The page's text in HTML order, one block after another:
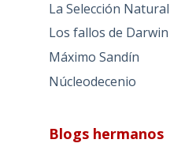
La Selección Natural
Los fallos de Darwin
Máximo Sandín
Núcleodecenio
Blogs hermanos